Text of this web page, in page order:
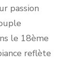
passion
le 18ème
reflète